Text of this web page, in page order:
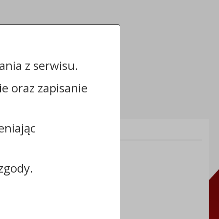
Informacje dodatkowe:
REGON: 910866910
TERYT: 0464011
z serwisu.
oraz zapisanie